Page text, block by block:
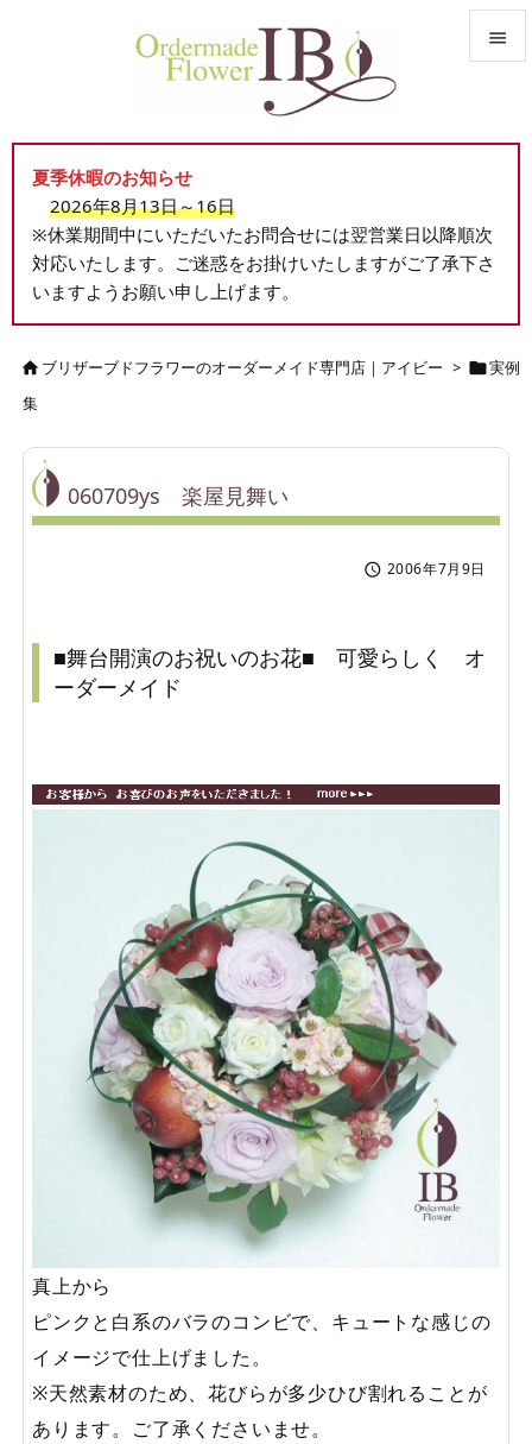


前へ

検索
夏季休暇のお知らせ
2026年8月13日～16日
※休業期間中にいただいたお問合せには翌営業日以降順次
対応いたします。ご迷惑をお掛けいたしますがご了承下さ
いますようお願い申し上げます。
ブリザーブドフラワーのオーダーメイド専門店｜アイビー > 実例
集
060709ys 楽屋見舞い
 2006年7月9日
■舞台開演のお祝いのお花■ 可愛らしく オ
ーダーメイド
真上から
ピンクと白系のバラのコンビで、キュートな感じの
イメージで仕上げました。
※天然素材のため、花びらが多少ひび割れることが
あります。ご了承くださいませ。